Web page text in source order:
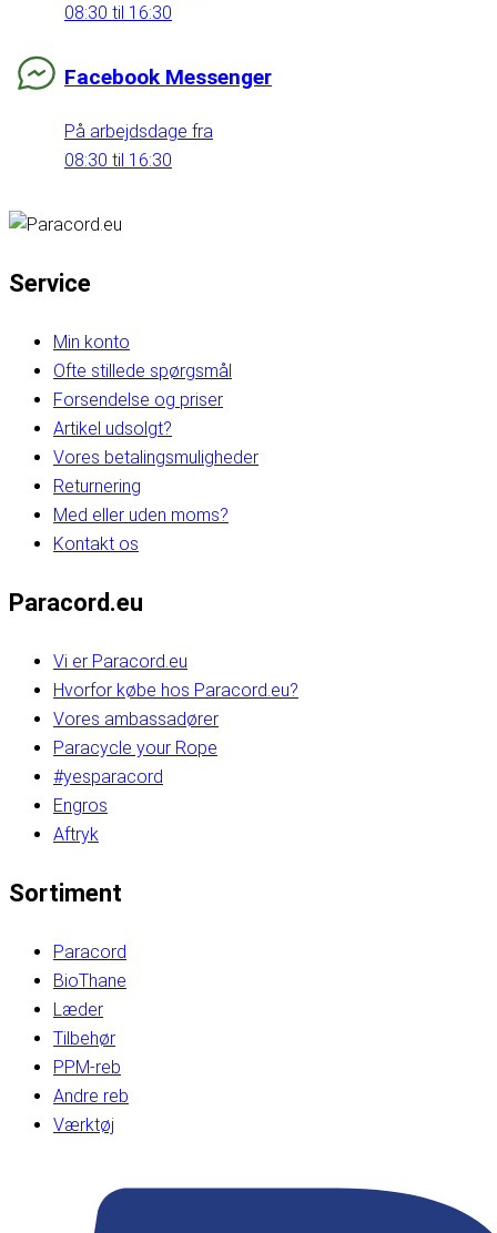
08:30 til 16:30
Facebook Messenger
På arbejdsdage fra
08:30 til 16:30
Service
Min konto
Ofte stillede spørgsmål
Forsendelse og priser
Artikel udsolgt?
Vores betalingsmuligheder
Returnering
Med eller uden moms?
Kontakt os
Paracord.eu
Vi er Paracord.eu
Hvorfor købe hos Paracord.eu?
Vores ambassadører
Paracycle your Rope
#yesparacord
Engros
Aftryk
Sortiment
Paracord
BioThane
Læder
Tilbehør
PPM-reb
Andre reb
Værktøj